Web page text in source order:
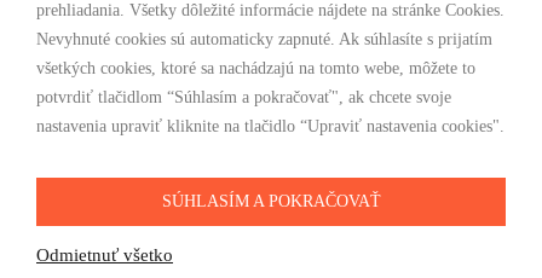
Odosielame ihneď nasledujúci pracovný deň
Doprava zdarma už od 49 €
SLEDUJTE NÁS
prehliadania. Všetky dôležité informácie nájdete na stránke Cookies.
Nevyhnuté cookies sú automaticky zapnuté. Ak súhlasíte s prijatím
všetkých cookies, ktoré sa nachádzajú na tomto webe, môžete to
potvrdiť tlačidlom “Súhlasím a pokračovať", ak chcete svoje
nastavenia upraviť kliknite na tlačidlo “Upraviť nastavenia cookies".
SÚHLASÍM A POKRAČOVAŤ
Odmietnuť všetko